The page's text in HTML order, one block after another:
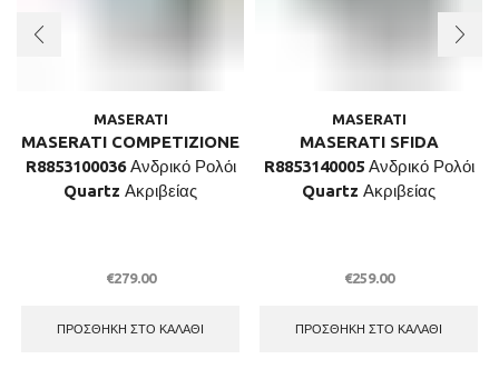
MASERATI
MASERATI COMPETIZIONE
R8853100036 Ανδρικό Ρολόι
Quartz Ακριβείας
€279.00
ΠΡΟΣΘΉΚΗ ΣΤΟ ΚΑΛΆΘΙ
MASERATI
MASERATI SFIDA
R8853140005 Ανδρικό Ρολόι
Quartz Ακριβείας
€259.00
ΠΡΟΣΘΉΚΗ ΣΤΟ ΚΑΛΆΘΙ